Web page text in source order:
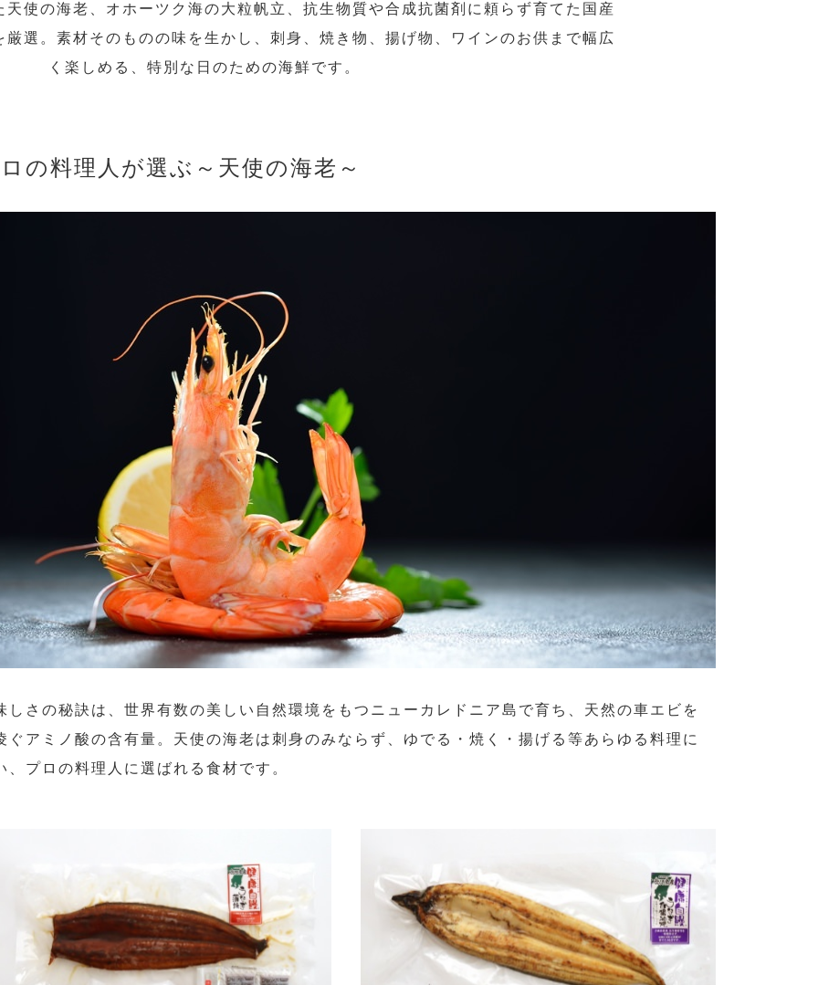
使の海老、オホーツク海の大粒帆立、抗生物質や合成抗菌剤に頼らず育てた国産
選。素材そのものの味を生かし、刺身、焼き物、揚げ物、ワインのお供まで幅広
く楽しめる、特別な日のための海鮮です。
の料理人が選ぶ～天使の海老～
しさの秘訣は、世界有数の美しい自然環境をもつニューカレドニア島で育ち、天然の車エビを
ぐアミノ酸の含有量。天使の海老は刺身のみならず、ゆでる・焼く・揚げる等あらゆる料理に
、プロの料理人に選ばれる食材です。